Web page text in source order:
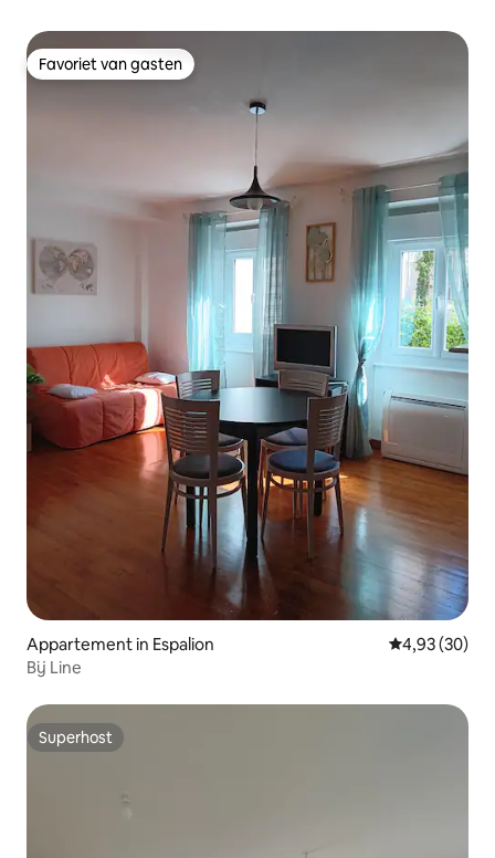
Favoriet van gasten
Favoriet van gasten
Appartement in Espalion Gemiddelde
4,93 (30)
Bij Line
Superhost
Superhost